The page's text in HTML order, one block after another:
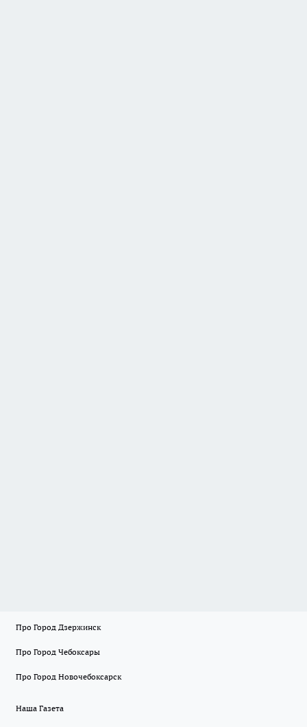
Про Город Дзержинск
Про Город Чебоксары
Про Город Новочебоксарск
Наша Газета